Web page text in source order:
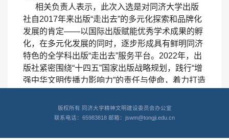
相关负责人表示，此次入选是对同济大学出版
社自2017年来出版“走出去”的多元化探索和品牌化
发展的肯定——以国际出版赋能优秀学术成果的孵
化，在多元化发展的同时，逐步形成具有鲜明同济
特色的全学科出版“走出去”服务平台。2022年，出
版社紧密围绕“十四五”国家出版战略规划，践行“增
强中华文明传播力影响力”的责任与使命，着力打造
品牌，拓展更多交叉学科和前沿研究方向的选题，
根据选题类型的不同，选择适合的合作渠道与多元
版权所有 同济大学精神文明建设委员会办公室
联系电话：65983818 邮箱：jswm@tongji.edu.cn